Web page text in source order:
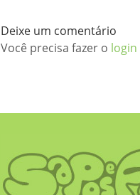
Deixe um comentário
Você precisa fazer o login